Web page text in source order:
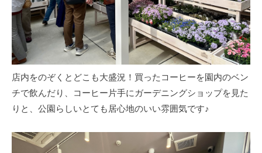
店内をのぞくとどこも大盛況！買ったコーヒーを園内のベン
チで飲んだり、コーヒー片手にガーデニングショップを見た
りと、公園らしいとても居心地のいい雰囲気です♪